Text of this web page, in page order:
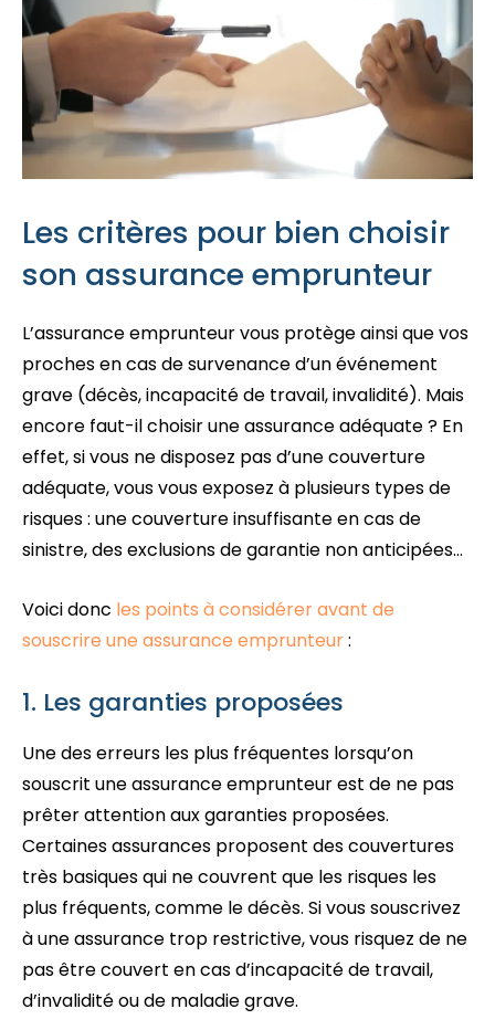
Les critères pour bien choisir
son assurance emprunteur
L’assurance emprunteur vous protège ainsi que vos
proches en cas de survenance d’un événement
grave (décès, incapacité de travail, invalidité). Mais
encore faut-il choisir une assurance adéquate ? En
effet, si vous ne disposez pas d’une couverture
adéquate, vous vous exposez à plusieurs types de
risques : une couverture insuffisante en cas de
sinistre, des exclusions de garantie non anticipées…
Voici donc les points à considérer avant de
souscrire une assurance emprunteur:
1. Les garanties proposées
Une des erreurs les plus fréquentes lorsqu’on
souscrit une assurance emprunteur est de ne pas
prêter attention aux garanties proposées.
Certaines assurances proposent des couvertures
très basiques qui ne couvrent que les risques les
plus fréquents, comme le décès. Si vous souscrivez
à une assurance trop restrictive, vous risquez de ne
pas être couvert en cas d’incapacité de travail,
d’invalidité ou de maladie grave.